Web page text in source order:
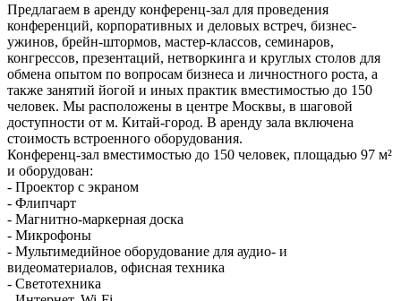
Предлагаем в аренду конференц-зал для проведения
конференций, корпоративных и деловых встреч, бизнес-
ужинов, брейн-штормов, мастер-классов, семинаров,
конгрессов, презентаций, нетворкинга и круглых столов для
обмена опытом по вопросам бизнеса и личностного роста, а
также занятий йогой и иных практик вместимостью до 150
человек. Мы расположены в центре Москвы, в шаговой
доступности от м. Китай-город. В аренду зала включена
стоимость встроенного оборудования.
Конференц-зал вместимостью до 150 человек, площадью 97 м²
и оборудован:
- Проектор с экраном
- Флипчарт
- Магнитно-маркерная доска
- Микрофоны
- Мультимедийное оборудование для аудио- и
видеоматериалов, офисная техника
- Светотехника